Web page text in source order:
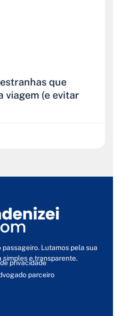
que
viagem (e evitar
Lutamos pela sua
simples e transparente.
privacidade
parceiro